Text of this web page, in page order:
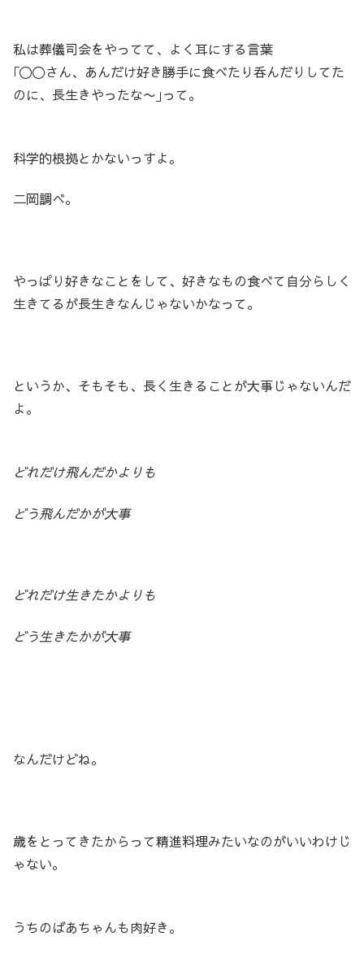
私は葬儀司会をやってて、よく耳にする言葉
｢〇〇さん、あんだけ好き勝手に食べたり呑んだりしてた
のに、長生きやったな〜｣って。
科学的根拠とかないっすよ。
二岡調べ。
やっぱり好きなことをして、好きなもの食べて自分らしく
生きてるが長生きなんじゃないかなって。
というか、そもそも、長く生きることが大事じゃないんだ
よ。
どれだけ飛んだかよりも
どう飛んだかが大事
どれだけ生きたかよりも
どう生きたかが大事
なんだけどね。
歳をとってきたからって精進料理みたいなのがいいわけじ
ゃない。
うちのばあちゃんも肉好き。